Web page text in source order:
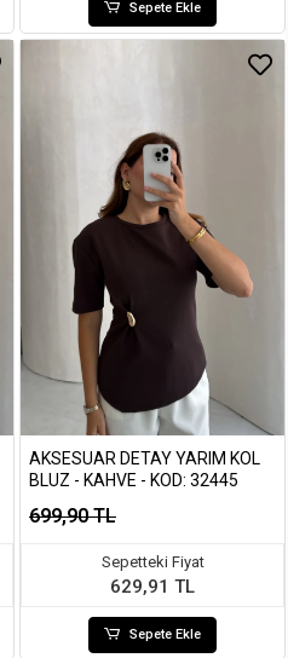
Sepete Ekle
AKSESUAR DETAY YARIM KOL
BLUZ - KAHVE - KOD: 32445
699,90 TL
Sepetteki Fiyat
629,91 TL
Sepete Ekle